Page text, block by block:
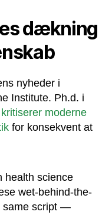
dækning
nyheder i
Institute. Ph.d. i
kritiserer moderne
for konsekvent at
health science
wet-behind-the-
same script —